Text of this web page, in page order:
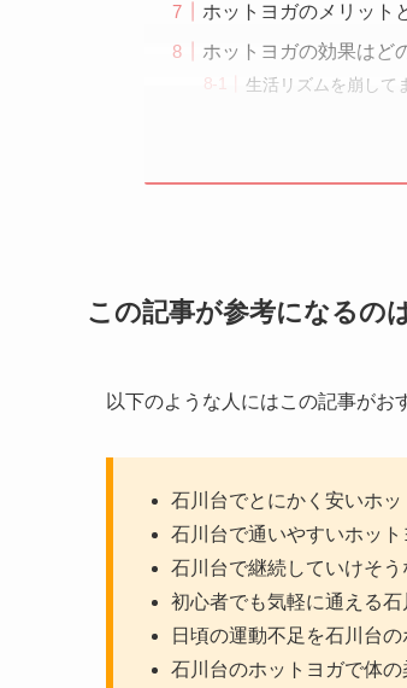
ホットヨガのメリット
ホットヨガの効果はど
生活リズムを崩して
この記事が参考になるの
以下のような人にはこの記事がお
石川台でとにかく安いホッ
石川台で通いやすいホッ
石川台で継続していけそ
初心者でも気軽に通える
日頃の運動不足を石川台
石川台のホットヨガで体の